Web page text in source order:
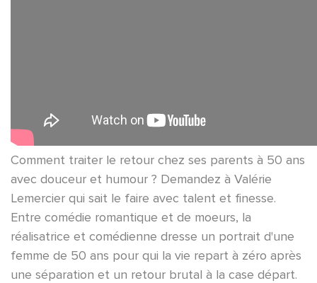
Comment traiter le retour chez ses parents à 50 ans
avec douceur et humour ? Demandez à Valérie
Lemercier qui sait le faire avec talent et finesse.
Entre comédie romantique et de moeurs, la
réalisatrice et comédienne dresse un portrait d'une
femme de 50 ans pour qui la vie repart à zéro après
une séparation et un retour brutal à la case départ.